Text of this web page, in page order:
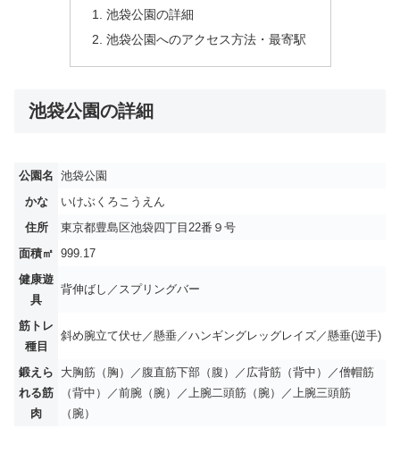
池袋公園の詳細
池袋公園へのアクセス方法・最寄駅
池袋公園の詳細
公園名 池袋公園
かな
いけぶくろこうえん
住所
東京都豊島区池袋四丁目22番９号
面積㎡ 999.17
健康遊
具
背伸ばし／スプリングバー
筋トレ
種目
斜め腕立て伏せ／懸垂／ハンギングレッグレイズ／懸垂(逆手)
鍛えら
れる筋
肉
大胸筋（胸）／腹直筋下部（腹）／広背筋（背中）／僧帽筋
（背中）／前腕（腕）／上腕二頭筋（腕）／上腕三頭筋
（腕）